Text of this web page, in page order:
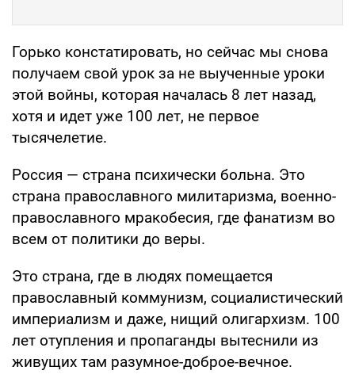
Горько констатировать, но сейчас мы снова
получаем свой урок за не выученные уроки
этой войны, которая началась 8 лет назад,
хотя и идет уже 100 лет, не первое
тысячелетие.
Россия — страна психически больна. Это
страна православного милитаризма, военно-
православного мракобесия, где фанатизм во
всем от политики до веры.
Это страна, где в людях помещается
православный коммунизм, социалистический
империализм и даже, нищий олигархизм. 100
лет отупления и пропаганды вытеснили из
живущих там разумное-доброе-вечное.